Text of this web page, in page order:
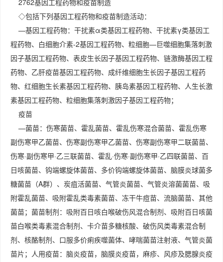
2762基因工程药物和疫苗制造
◇包括下列基因工程药物和疫苗制造活动：
—基因工程药物：干扰素α类基因工程药物、干扰素γ类基因工
程药物、白细胞介素-2基因工程药物、粒细胞—巨噬细胞集落刺激
因子基因工程药物、表皮生长因子基因工程药物、链激酶基因工程
药物、乙肝疫苗基因工程药物、成纤维细胞生长因子基因工程药
物、红细胞生长素基因工程药物、胰岛素基因工程药物、人生长激
素基因工程药物、粒细胞集落刺激因子基因工程药物；
疫苗
—菌苗：伤寒菌苗、霍乱菌苗、霍乱伤寒混合菌苗、霍乱伤寒
副伤寒甲乙菌苗、伤寒副伤寒甲乙菌苗、伤寒副伤寒甲二联菌苗、
伤寒·副伤寒甲·乙三联菌苗、霍乱·伤寒·副伤寒甲·乙四联菌苗、百
日咳菌苗、钩端螺旋体菌苗、多价钩端螺旋体菌苗、脑膜炎球菌多
糖菌苗（A群）、炭疽活菌苗、气管炎菌苗、气管炎溶菌菌苗、吸
附霍乱菌苗、吸附霍乱类毒素菌苗、冻干牛痘苗、流脑菌苗、其他
菌苗；菌苗制剂：吸附百日咳白喉破伤风混合制剂、吸附百日咳菌
苗白喉类毒素混合制剂、卡介苗多糖核酸、破伤风类毒素混合制
剂、核酪制剂、口服多价痢疾噬菌体、哮喘菌苗注射液、气管炎菌
苗片；人用疫苗：脑炎疫苗，脑膜炎疫苗，麻疹、风疹及腮腺炎疫